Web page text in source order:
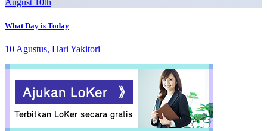
August 10th
What Day is Today
10 Agustus, Hari Yakitori